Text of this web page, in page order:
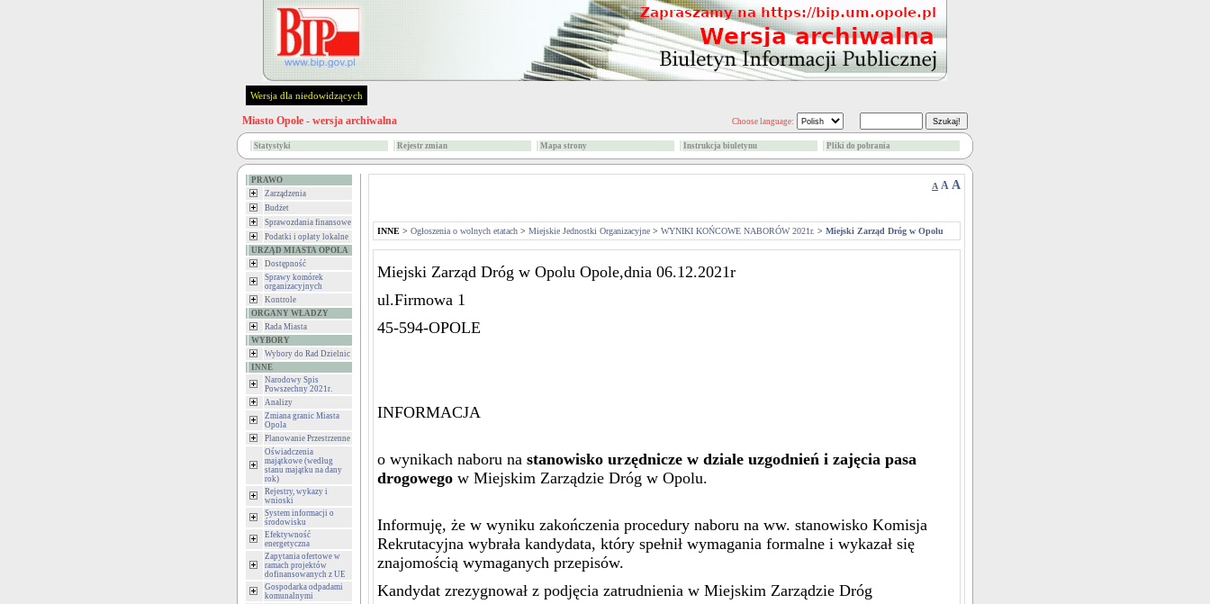
Wersja dla niedowidzących
Miasto Opole - wersja archiwalna Choose language:
Statystyki Rejestr zmian Mapa strony Instrukcja biuletynu Pliki do pobrania
PRAWO
Zarządzenia
Budżet
Sprawozdania finansowe
Podatki i opłaty lokalne
URZĄD MIASTA OPOLA
Dostępność
Sprawy komórek
organizacyjnych
Kontrole
ORGANY WŁADZY
Rada Miasta
WYBORY
Wybory do Rad Dzielnic
INNE
Narodowy Spis
Powszechny 2021r.
Analizy
Zmiana granic Miasta
Opola
Planowanie Przestrzenne
Oświadczenia
majątkowe (według
stanu majątku na dany
rok)
Rejestry, wykazy i
wnioski
System informacji o
środowisku
Efektywność
energetyczna
Zapytania ofertowe w
ramach projektów
dofinansowanych z UE
Gospodarka odpadami
komunalnymi
A A A
INNE > Ogłoszenia o wolnych etatach > Miejskie Jednostki Organizacyjne > WYNIKI KOŃCOWE NABORÓW 2021r. > Miejski Zarząd Dróg w Opolu
Miejski Zarząd Dróg w Opolu Opole,dnia 06.12.2021r
ul.Firmowa 1
45-594-OPOLE
INFORMACJA
o wynikach naboru na stanowisko urzędnicze w dziale uzgodnień i zajęcia pasa
drogowego w Miejskim Zarządzie Dróg w Opolu.
Informuję, że w wyniku zakończenia procedury naboru na ww. stanowisko Komisja
Rekrutacyjna wybrała kandydata, który spełnił wymagania formalne i wykazał się
znajomością wymaganych przepisów.
Kandydat zrezygnował z podjęcia zatrudnienia w Miejskim Zarządzie Dróg